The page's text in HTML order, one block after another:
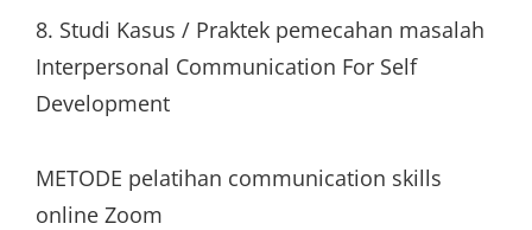
8. Studi Kasus / Praktek pemecahan masalah
Interpersonal Communication For Self
Development
METODE pelatihan communication skills
online Zoom